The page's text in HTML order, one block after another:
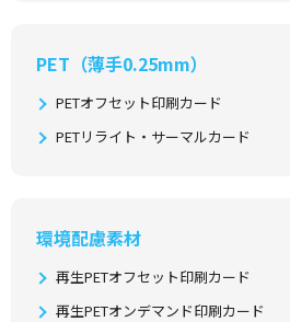
PET（薄手0.25mm）
PETオフセット印刷カード
PETリライト・サーマルカード
環境配慮素材
再生PETオフセット印刷カード
再生PETオンデマンド印刷カード